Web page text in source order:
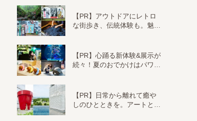
【PR】アウトドアにレトロ
な街歩き、伝統体験も。魅…
【PR】心踊る新体験&展示が
続々！夏のおでかけはパワ…
【PR】日常から離れて癒や
しのひとときを。アートと…